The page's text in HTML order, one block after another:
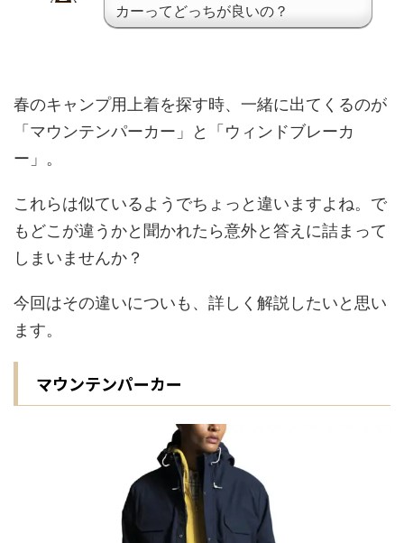
カーってどっちが良いの？
春のキャンプ用上着を探す時、一緒に出てくるのが
「マウンテンパーカー」と「ウィンドブレーカ
ー」。
これらは似ているようでちょっと違いますよね。で
もどこが違うかと聞かれたら意外と答えに詰まって
しまいませんか？
今回はその違いについも、詳しく解説したいと思い
ます。
マウンテンパーカー